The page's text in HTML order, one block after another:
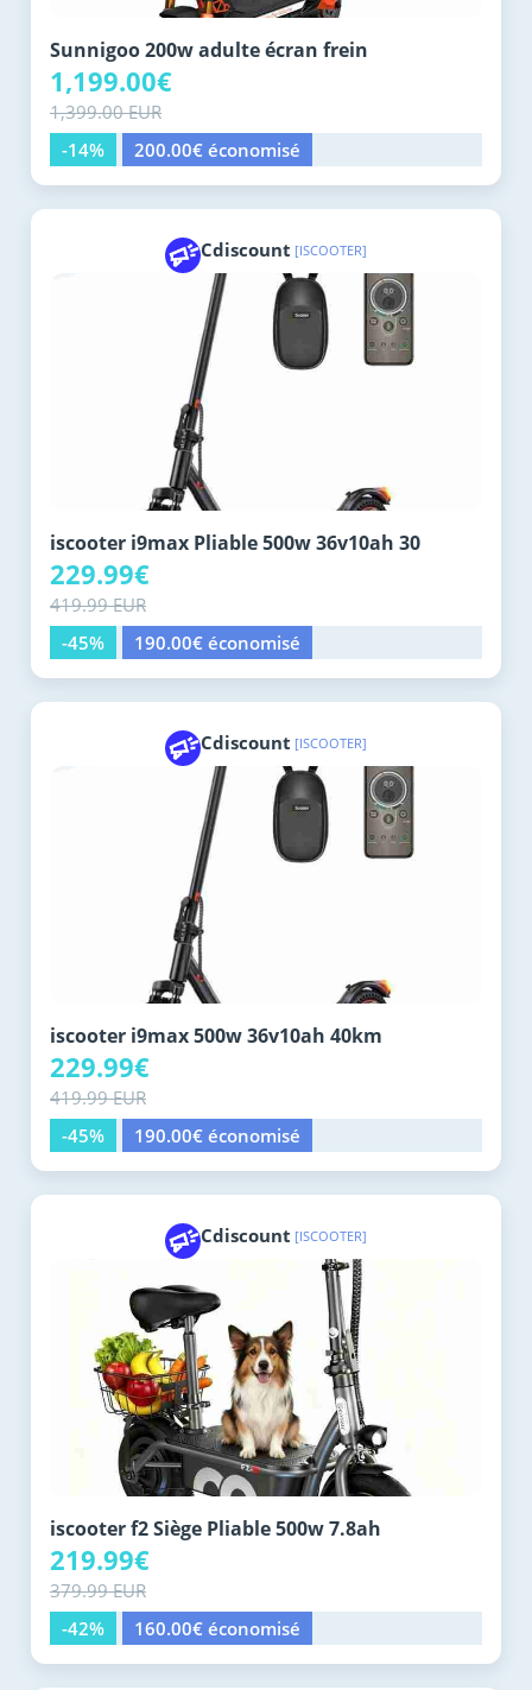
Sunnigoo 200w adulte écran frein
1,199.00€
1,399.00 EUR
-14%
200.00€ économisé
Cdiscount [ISCOOTER]
iscooter i9max Pliable 500w 36v10ah 30
229.99€
419.99 EUR
-45%
190.00€ économisé
Cdiscount [ISCOOTER]
iscooter i9max 500w 36v10ah 40km
229.99€
419.99 EUR
-45%
190.00€ économisé
Cdiscount [ISCOOTER]
iscooter f2 Siège Pliable 500w 7.8ah
219.99€
379.99 EUR
-42%
160.00€ économisé